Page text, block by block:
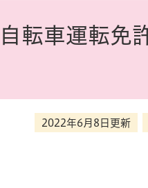
転車運転免
2022年6月8日更新